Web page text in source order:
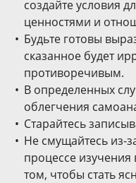
создайте условия
ценностями и
Будьте готовы
сказанное будет
противоречивым.
В определенных
облегчения
Старайтесь
Не смущайтесь из-
процессе
том, чтобы стать